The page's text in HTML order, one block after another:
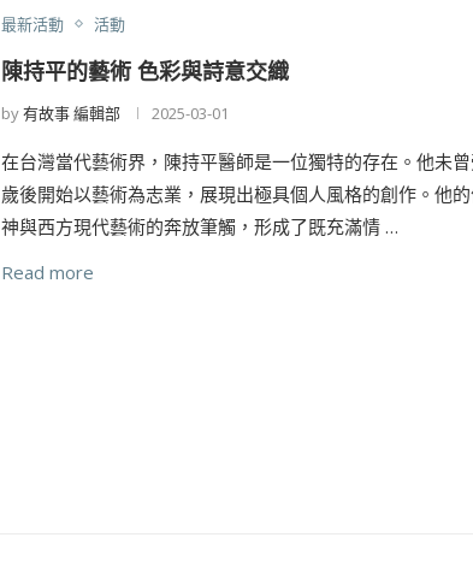
最新活動 活動
陳持平的藝術 色彩與詩意交織
by有故事 編輯部 2025-03-01
在台灣當代藝術界，陳持平醫師是一位獨特的存在。他未
歲後開始以藝術為志業，展現出極具個人風格的創作。他
神與西方現代藝術的奔放筆觸，形成了既充滿情 …
Read more